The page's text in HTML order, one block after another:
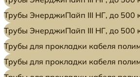
Трубы ЭнерджиПайп III НГ, до 500
Трубы ЭнерджиПайп III НГ, до 500
Трубы для прокладки кабеля
Трубы для прокладки кабеля